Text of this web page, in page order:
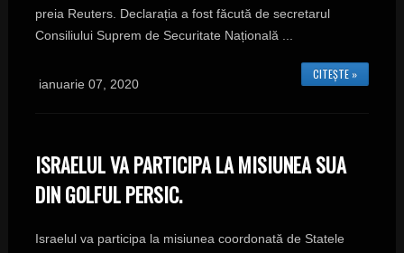
preia Reuters. Declarația a fost făcută de secretarul
Consiliului Suprem de Securitate Națională ...
CITEȘTE »
ianuarie 07, 2020
ISRAELUL VA PARTICIPA LA MISIUNEA SUA
DIN GOLFUL PERSIC.
Israelul va participa la misiunea coordonată de Statele